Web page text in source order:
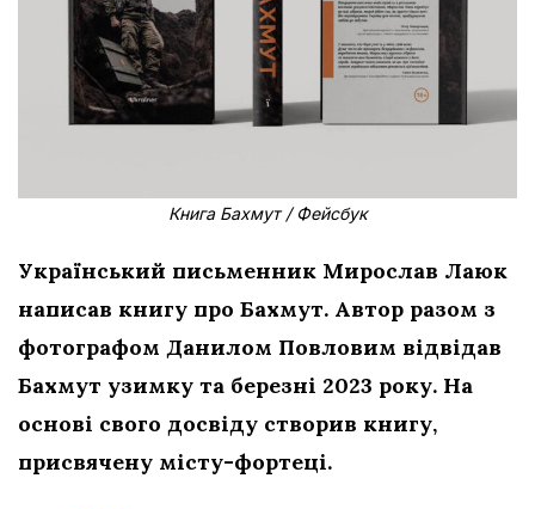
Книга Бахмут / Фейсбук
Український письменник Мирослав Лаюк
написав книгу про Бахмут. Автор разом з
фотографом Данилом Повловим відвідав
Бахмут узимку та березні 2023 року. На
основі свого досвіду створив книгу,
присвячену місту-фортеці.